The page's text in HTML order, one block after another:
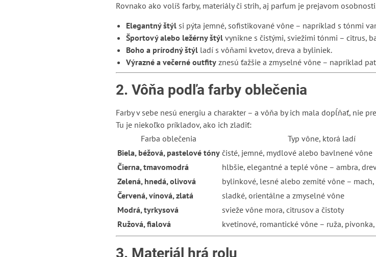
Rovnako ako volíš farby, materiály či strih, aj parfum je prejavom
Elegantný štýlsi pýta jemné, sofistikované vône – napríklad s tónmi
Športový alebo ležérny štýlvynikne s čistými, sviežimi tónmi – citrus,
Boho a prírodný štýlladí s vôňami kvetov, dreva a byliniek.
Výrazné a večerné outfityznesú ťažšie a zmyselné vône – napríklad
2. Vôňa podľa farby oblečenia
Farby v sebe nesú energiu a charakter – a vôňa by ich mala dopĺňať, nie
Tu je niekoľko príkladov, ako ich zladiť:
Farba oblečenia
Typ vône, ktorá ladí
Biela, béžová, pastelové tóny čisté, jemné, mydlové alebo bavlnené vône
Čierna, tmavomodrá
hlbšie, elegantné a teplé vône – ambra,
Zelená, hnedá, olivová
bylinkové, lesné alebo zemité vône – mach,
Červená, vínová, zlatá
sladké, orientálne a zmyselné vône
Modrá, tyrkysová
svieže vône mora, citrusov a čistoty
Ružová, fialová
kvetinové, romantické vône – ruža,
3. Materiál hrá rolu